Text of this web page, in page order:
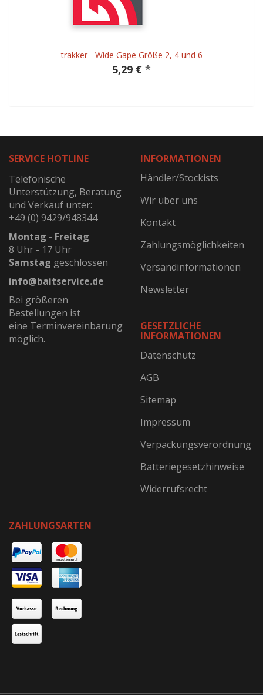
trakker - Wide Gape Größe 2, 4 und 6
5,29 € *
SERVICE HOTLINE
Telefonische
Unterstützung, Beratung
und Verkauf unter:
+49 (0) 9429/948344
Montag - Freitag
8 Uhr - 17 Uhr
Samstag geschlossen
info@baitservice.de
Bei größeren
Bestellungen ist
eine Terminvereinbarung
möglich.
INFORMATIONEN
Händler/Stockists
Wir über uns
Kontakt
Zahlungsmöglichkeiten
Versandinformationen
Newsletter
GESETZLICHE
INFORMATIONEN
Datenschutz
AGB
Sitemap
Impressum
Verpackungsverordnung
Batteriegesetzhinweise
Widerrufsrecht
ZAHLUNGSARTEN